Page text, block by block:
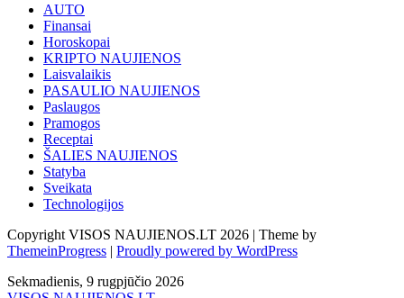
AUTO
Finansai
Horoskopai
KRIPTO NAUJIENOS
Laisvalaikis
PASAULIO NAUJIENOS
Paslaugos
Pramogos
Receptai
ŠALIES NAUJIENOS
Statyba
Sveikata
Technologijos
Copyright VISOS NAUJIENOS.LT 2026 | Theme by
ThemeinProgress | Proudly powered by WordPress
Sekmadienis, 9 rugpjūčio 2026